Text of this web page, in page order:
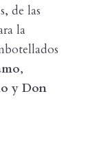
de las
la
,
y Don